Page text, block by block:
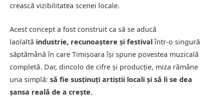
crească vizibilitatea scenei locale.
Acest concept a fost construit ca să se aducă
laolaltă industrie, recunoaștere și festivalîntr-o singură
săptămână în care Timișoara își spune povestea muzicală
completă. Dar, dincolo de cifre și producție, miza rămâne
una simplă: să fie susținuți artiștii locali și să li se dea
șansa reală de a crește.